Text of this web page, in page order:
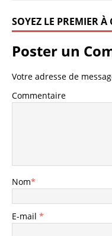
SOYEZ LE PREMIER
Poster un
Votre adresse de
Commentaire
Nom*
E-mail *